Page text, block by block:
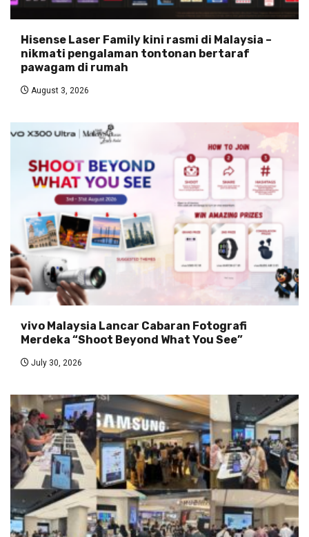
Hisense Laser Family kini rasmi di Malaysia –
nikmati pengalaman tontonan bertaraf
pawagam di rumah
August 3, 2026
vivo Malaysia Lancar Cabaran Fotografi
Merdeka “Shoot Beyond What You See”
July 30, 2026